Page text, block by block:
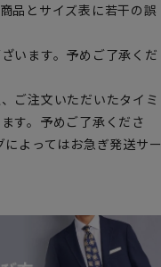
品とサイズ表に若干の誤
います。予めご了承くだ
ご注文いただいたタイミ
す。予めご了承くださ
よってはお急ぎ発送サー